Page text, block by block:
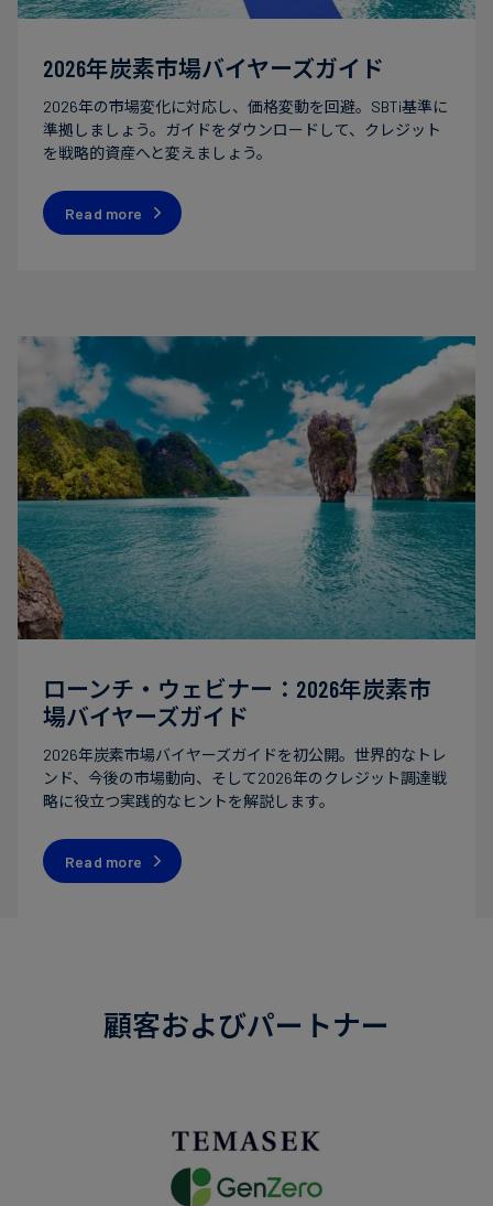
2026年炭素市場バイヤーズガイド
2026年の市場変化に対応し、価格変動を回避。SBTi基準に
準拠しましょう。ガイドをダウンロードして、クレジット
を戦略的資産へと変えましょう。
Read more
ローンチ・ウェビナー：2026年炭素市
場バイヤーズガイド
2026年炭素市場バイヤーズガイドを初公開。世界的なトレ
ンド、今後の市場動向、そして2026年のクレジット調達戦
略に役立つ実践的なヒントを解説します。
Read more
顧客およびパートナー